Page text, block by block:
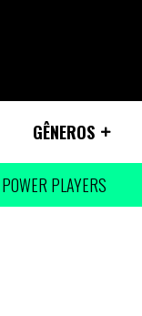
GÊNEROS
POWER PLAYERS